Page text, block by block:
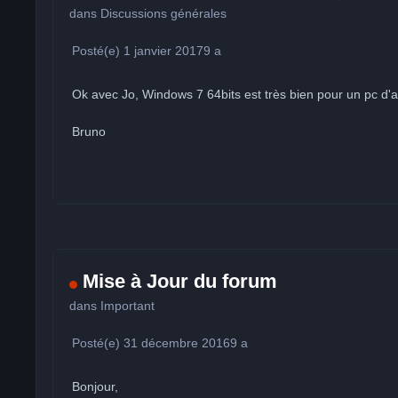
dans Discussions générales
Posté(e) 1 janvier 20179 a
Ok avec Jo, Windows 7 64bits est très bien pour un pc
Bruno
Mise à Jour du forum
dans Important
Posté(e)31 décembre 20169 a
Bonjour,